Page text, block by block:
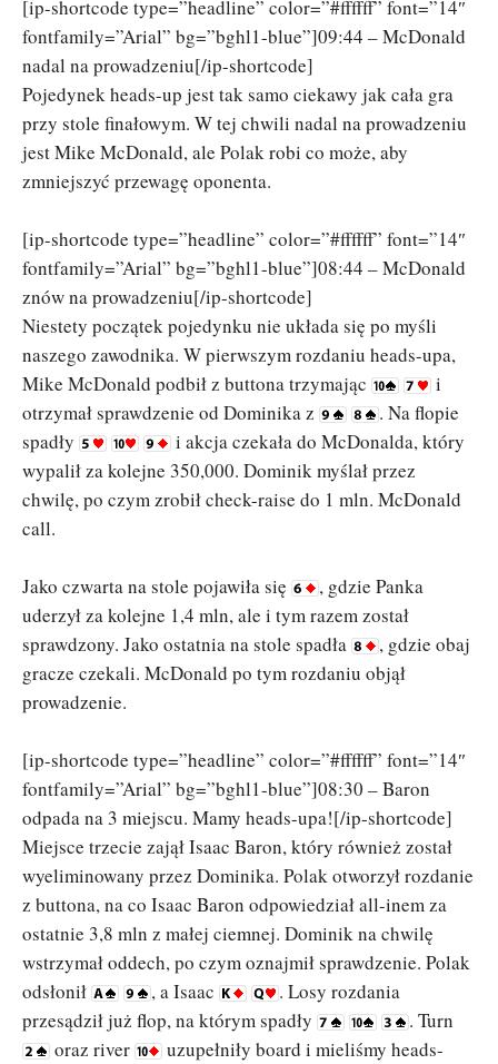
[ip-shortcode type=”headline” color=”#ffffff” font=”14″
fontfamily=”Arial” bg=”bghl1-blue”]09:44 – McDonald
nadal na prowadzeniu[/ip-shortcode]
Pojedynek heads-up jest tak samo ciekawy jak cała gra
przy stole finałowym. W tej chwili nadal na prowadzeniu
jest Mike McDonald, ale Polak robi co może, aby
zmniejszyć przewagę oponenta.
[ip-shortcode type=”headline” color=”#ffffff” font=”14″
fontfamily=”Arial” bg=”bghl1-blue”]08:44 – McDonald
znów na prowadzeniu[/ip-shortcode]
Niestety początek pojedynku nie układa się po myśli
naszego zawodnika. W pierwszym rozdaniu heads-upa,
Mike McDonald podbił z buttona trzymając
i
otrzymał sprawdzenie od Dominika z
. Na flopie
spadły
i akcja czekała do McDonalda, który
wypalił za kolejne 350,000. Dominik myślał przez
chwilę, po czym zrobił check-raise do 1 mln. McDonald
call.
Jako czwarta na stole pojawiła się
, gdzie Panka
uderzył za kolejne 1,4 mln, ale i tym razem został
sprawdzony. Jako ostatnia na stole spadła
, gdzie obaj
gracze czekali. McDonald po tym rozdaniu objął
prowadzenie.
[ip-shortcode type=”headline” color=”#ffffff” font=”14″
fontfamily=”Arial” bg=”bghl1-blue”]08:30 – Baron
odpada na 3 miejscu. Mamy heads-upa![/ip-shortcode]
Miejsce trzecie zajął Isaac Baron, który również został
wyeliminowany przez Dominika. Polak otworzył rozdanie
z buttona, na co Isaac Baron odpowiedział all-inem za
ostatnie 3,8 mln z małej ciemnej. Dominik na chwilę
wstrzymał oddech, po czym oznajmił sprawdzenie. Polak
odsłonił
, a Isaac
. Losy rozdania
przesądził już flop, na którym spadły
. Turn
oraz river
uzupełniły board i mieliśmy heads-